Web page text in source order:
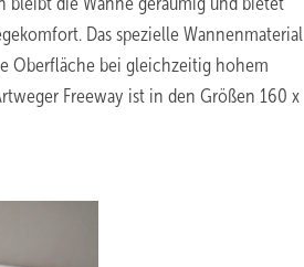
Das spezielle Wannenmaterial
Oberfläche bei gleichzeitig hohem
Freeway ist in den Größen 160 x